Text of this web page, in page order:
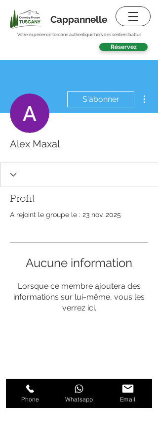
Cappannelle
Votre expérience toscane authentique hors des sentiers battus
Réservez
S'abonner
Alex Maxal
Profil
A rejoint le groupe le : 23 nov. 2025
Aucune information
Lorsque ce membre ajoutera des
informations sur lui-même, vous les
verrez ici.
pour réserver
+393471595728
Phone Whatsapp Email